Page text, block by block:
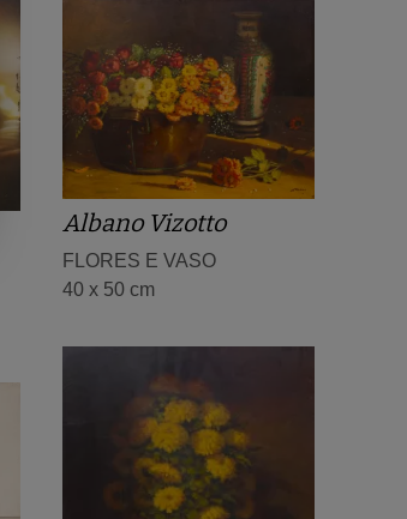
Albano Vizotto
FLORES E VASO
40 x 50 cm